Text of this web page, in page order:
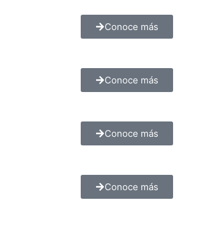
Conoce más
Conoce más
Conoce más
Conoce más